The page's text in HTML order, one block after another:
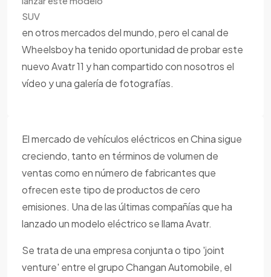
SUV
en otros mercados del mundo, pero el canal de
Wheelsboy ha tenido oportunidad de probar este
nuevo Avatr 11 y han compartido con nosotros el
vídeo y una galería de fotografías.
El mercado de vehículos eléctricos en China sigue
creciendo, tanto en términos de volumen de
ventas como en número de fabricantes que
ofrecen este tipo de productos de cero
emisiones. Una de las últimas compañías que ha
lanzado un modelo eléctrico se llama Avatr.
Se trata de una empresa conjunta o tipo 'joint
venture' entre el grupo Changan Automobile, el